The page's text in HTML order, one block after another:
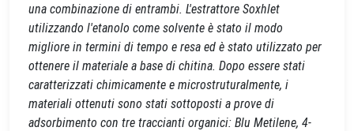
una combinazione di entrambi. L'estrattore Soxhlet
utilizzando l'etanolo come solvente è stato il modo
migliore in termini di tempo e resa ed è stato utilizzato per
ottenere il materiale a base di chitina. Dopo essere stati
caratterizzati chimicamente e microstruturalmente, i
materiali ottenuti sono stati sottoposti a prove di
adsorbimento con tre traccianti organici: Blu Metilene, 4-